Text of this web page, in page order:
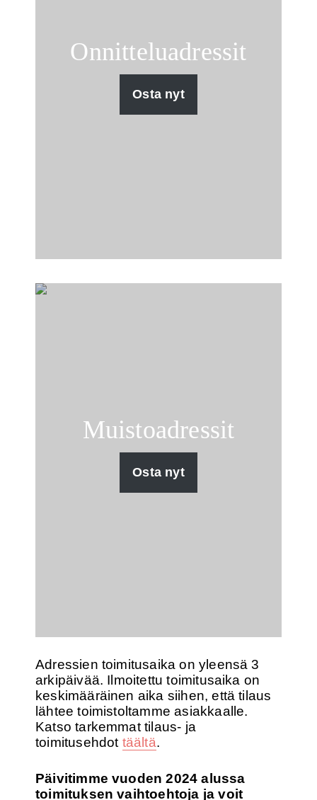
Onnitteluadressit
Osta nyt
Muistoadressit
Osta nyt
Adressien toimitusaika on yleensä 3
arkipäivää. Ilmoitettu toimitusaika on
keskimääräinen aika siihen, että tilaus
lähtee toimistoltamme asiakkaalle.
Katso tarkemmat tilaus- ja
toimitusehdot täältä.
Päivitimme vuoden 2024 alussa
toimituksen vaihtoehtoja ja voit